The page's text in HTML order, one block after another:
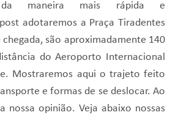
maneira mais rápida e
adotaremos a Praça Tiradentes
são aproximadamente 140
do Aeroporto Internacional
Mostraremos aqui o trajeto feito
e formas de se deslocar. Ao
nossa opinião. Veja abaixo nossas